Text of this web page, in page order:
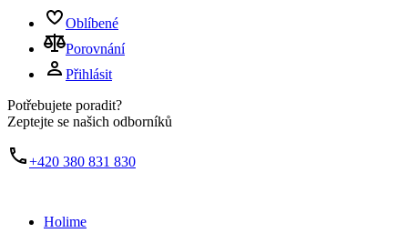
Oblíbené
Porovnání
Přihlásit
Potřebujete poradit?
Zeptejte se našich odborníků
+420 380 831 830
Holime